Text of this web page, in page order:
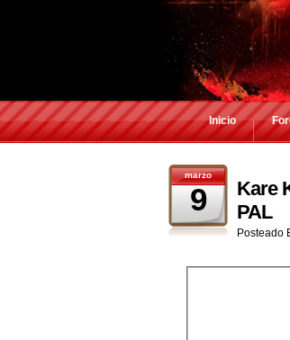
Inicio
marzo
9
Kare
PAL
Posteado